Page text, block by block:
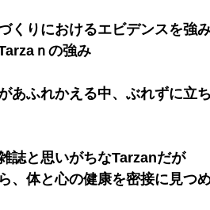
くりにおけるエビデンスを強
ｎの強み
あふれかえる中、ぶれずに立
誌と思いがちなTarzanだが
、体と心の健康を密接に見つ